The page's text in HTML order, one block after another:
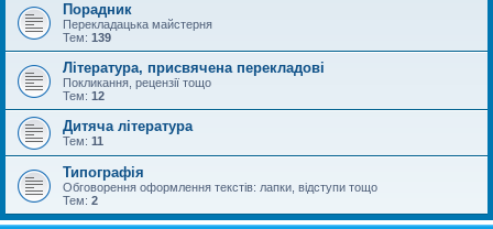
Порадник
Перекладацька майстерня
Тем: 139
Література, присвячена перекладові
Покликання, рецензії тощо
Тем: 12
Дитяча література
Тем: 11
Типографія
Обговорення оформлення текстів: лапки, відступи тощо
Тем: 2